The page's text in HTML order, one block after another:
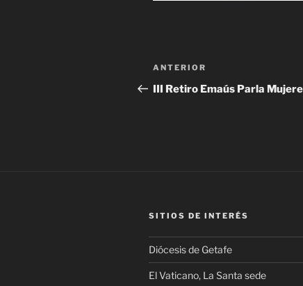
Navegación
de
Entrada
anterior:
ANTERIOR
III Retiro Emaús Parla
SITIOS DE INTERÉS
Diócesis de Getafe
El Vaticano, La Santa sede